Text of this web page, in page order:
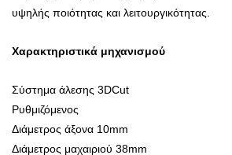
υψηλής ποιότητας και λειτουργικότητας.
Χαρακτηριστικά μηχανισμού
Σύστημα άλεσης 3DCut
Ρυθμιζόμενος
Διάμετρος άξονα 10mm
Διάμετρος μαχαιριού 38mm